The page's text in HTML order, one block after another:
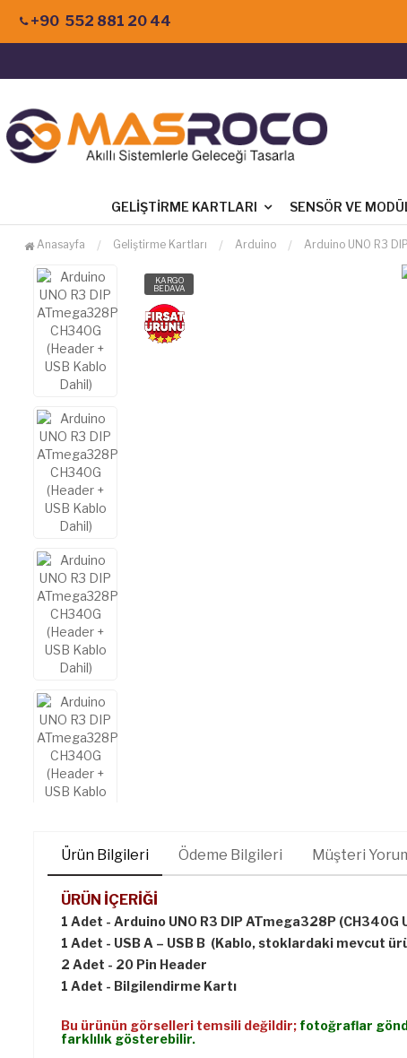
+90 552 881 20 44
GELIŞTIRME KARTLARI SENSÖR VE
Anasayfa Geliştirme Kartları Arduino Arduino UNO R3
KARGO
BEDAVA
Ürün Bilgileri Ödeme Bilgileri Müşteri
ÜRÜN İÇERİĞİ
1 Adet - Arduino UNO R3 DIP ATmega328P (CH340G
1 Adet - USB A – USB B (Kablo, stoklardaki mevcut
2 Adet - 20 Pin Header
1 Adet - Bilgilendirme Kartı
Bu ürünün görselleri temsili değildir; fotoğraflar
farklılık gösterebilir.